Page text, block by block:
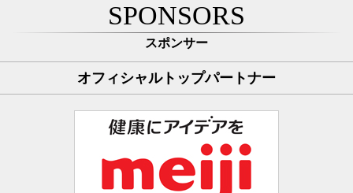
SPONSORS
スポンサー
オフィシャルトップパートナー